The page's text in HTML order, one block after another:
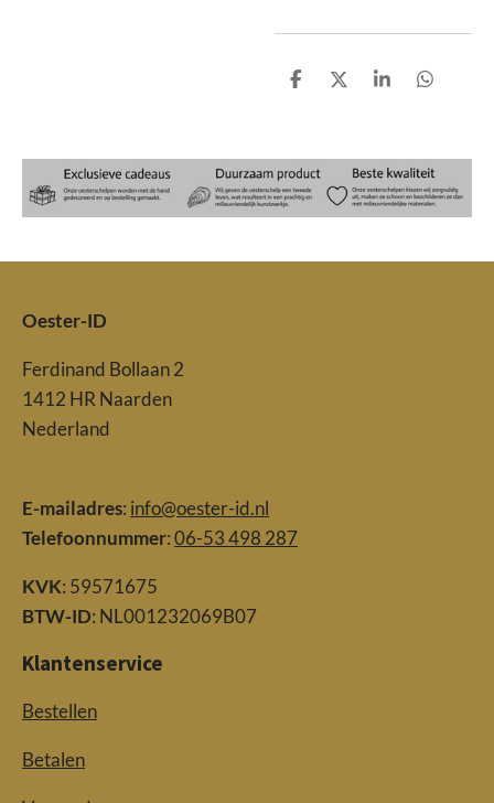
D
n
D
S
e
D
n
Oester-ID
Ferdinand Bollaan 2
1412 HR Naarden
Nederland
E-mailadres: info@oester-id.nl
Telefoonnummer:06-53 498 287
KVK: 59571675
BTW-ID: NL001232069B07
Klantenservice
Bestellen
Betalen